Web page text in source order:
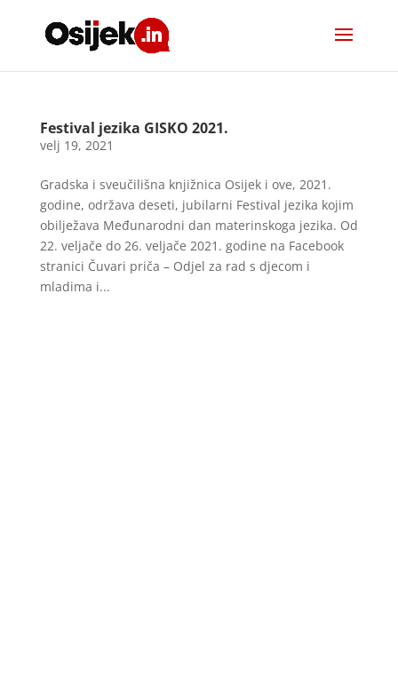
Festival jezika GISKO 2021.
velj 19, 2021
Gradska i sveučilišna knjižnica Osijek i ove, 2021.
godine, održava deseti, jubilarni Festival jezika kojim
obilježava Međunarodni dan materinskoga jezika. Od
22. veljače do 26. veljače 2021. godine na Facebook
stranici Čuvari priča – Odjel za rad s djecom i
mladima i...